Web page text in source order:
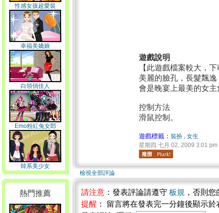
性感女孩超愛裝
幸福美嬌娘
白領俏佳人
Emo粉紅兔女郎
韓系美少女
熱門推薦
遊戲說明
【此遊戲檔案較大，
美麗的臉孔，長髮飄
會是晚宴上最美的女
控制方法
滑鼠控制。
遊戲標籤： 裝扮 , 女生
星期四 七月 02, 2009 3:01 pm
檢視全部評論
請注意 ：發表評論請遵守 板規 ，否則
提醒 ： 留言將在發表完一分鐘後顯示